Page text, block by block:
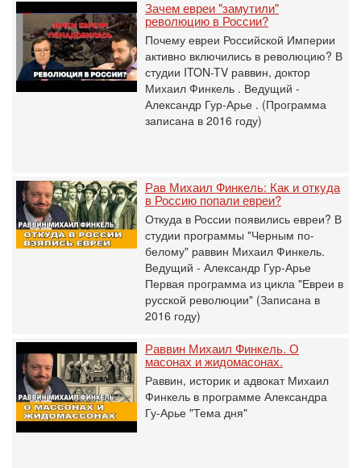
Зачем евреи "замутили"
революцию в России?
Почему евреи Российской Империи
активно включились в революцию? В
студии ITON-TV раввин, доктор
Михаил Финкель . Ведущий -
Александр Гур-Арье . (Программа
записана в 2016 году)
Рав Михаил Финкель: Как и откуда
в Россию попали евреи?
Откуда в России появились евреи? В
студии программы "Черным по-
белому" раввин Михаил Финкель.
Ведущий - Александр Гур-Арье
Первая программа из цикла "Евреи в
русской революции" (Записана в
2016 году)
Раввин Михаил Финкель. О
масонах и жидомасонах.
Раввин, историк и адвокат Михаил
Финкель в программе Александра
Гу-Арье "Тема дня"